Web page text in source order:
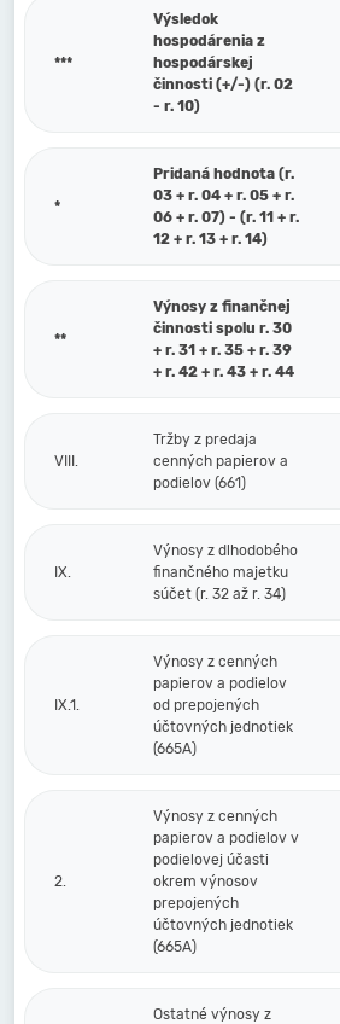
***
Výsledok
hospodárenia z
hospodárskej
činnosti (+/-) (r. 02
- r. 10)
*
Pridaná hodnota (r.
03 + r. 04 + r. 05 + r.
06 + r. 07) - (r. 11 + r.
12 + r. 13 + r. 14)
**
Výnosy z finančnej
činnosti spolu r. 30
+ r. 31 + r. 35 + r. 39
+ r. 42 + r. 43 + r. 44
VIII.
Tržby z predaja
cenných papierov a
podielov (661)
IX.
Výnosy z dlhodobého
finančného majetku
súčet (r. 32 až r. 34)
IX.1.
Výnosy z cenných
papierov a podielov
od prepojených
účtovných jednotiek
(665A)
2.
Výnosy z cenných
papierov a podielov v
podielovej účasti
okrem výnosov
prepojených
účtovných jednotiek
(665A)
Ostatné výnosy z